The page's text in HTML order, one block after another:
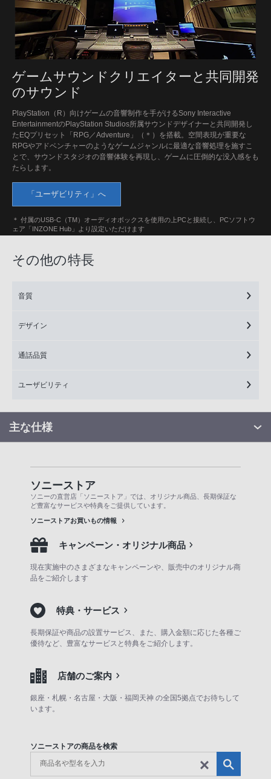
ゲームサウンドクリエイターと共同開発
のサウンド
PlayStation（R）向けゲームの音響制作を手がけるSony Interactive
EntertainmentのPlayStation Studios所属サウンドデザイナーと共同開発し
たEQプリセット「RPG／Adventure」（＊）を搭載。空間表現が重要な
RPGやアドベンチャーのようなゲームジャンルに最適な音響処理を施すこ
とで、サウンドスタジオの音響体験を再現し、ゲームに圧倒的な没入感をも
たらします。
「ユーザビリティ」へ
＊ 付属のUSB-C（TM）オーディオボックスを使用の上PCと接続し、PCソフトウ
ェア「INZONE Hub」より設定いただけます
その他の特長
音質
デザイン
通話品質
ユーザビリティ
主な仕様
ソニーストア
ソニーの直営店「ソニーストア」では、オリジナル商品、長期保証な
ど豊富なサービスや特典をご提供しています。
ソニーストアお買いもの情報
キャンペーン・オリジナル商品
現在実施中のさまざまなキャンペーンや、販売中のオリジナル商
品をご紹介します
特典・サービス
長期保証や商品の設置サービス、また、購入金額に応じた各種ご
優待など、豊富なサービスと特典をご紹介します。
店舗のご案内
銀座・札幌・名古屋・大阪・福岡天神 の全国5拠点でお待ちして
います。
ソニーストアの商品を検索